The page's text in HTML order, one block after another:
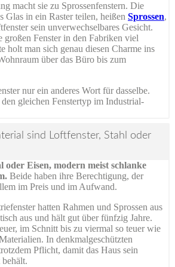
macht sie zu Sprossenfenstern. Die
Glas in ein Raster teilen, heißen Sprossen,
sein unverwechselbares Gesicht.
Fenster in den Fabriken viel
holt man sich genau diesen Charme ins
über das Büro bis zum
nur ein anderes Wort für dasselbe.
gleichen Fenstertyp im Industrial-
sind Loftfenster, Stahl oder
oder Eisen, modern meist schlanke
Beide haben ihre Berechtigung, der
im Preis und im Aufwand.
hatten Rahmen und Sprossen aus
aus und hält gut über fünfzig Jahre.
im Schnitt bis zu viermal so teuer wie
In denkmalgeschützten
Pflicht, damit das Haus sein